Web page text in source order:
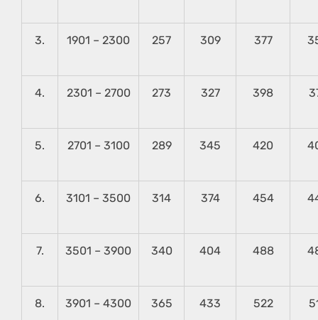
3. 1901 – 2300 257 309 377
4. 2301 – 2700 273 327 398
5. 2701 – 3100 289 345 420
6. 3101 – 3500 314 374 454
7. 3501 – 3900 340 404 488
8. 3901 – 4300 365 433 522